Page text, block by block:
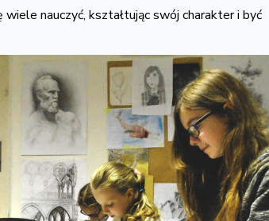
nauczyć, kształtując swój charakter i być